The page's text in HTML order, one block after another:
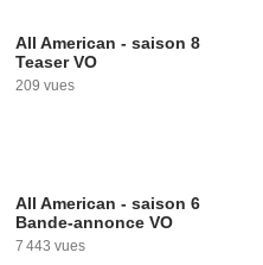
All American - saison 8
Teaser VO
209 vues
All American - saison 6
Bande-annonce VO
7 443 vues